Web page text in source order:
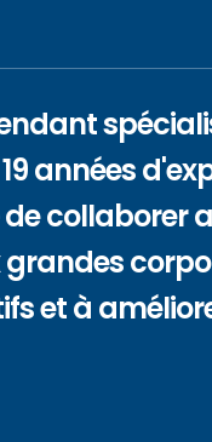
années
collaborer
et à